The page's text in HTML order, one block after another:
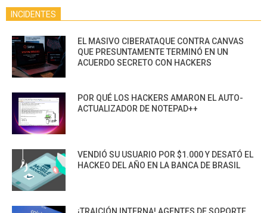
INCIDENTES
EL MASIVO CIBERATAQUE CONTRA CANVAS
QUE PRESUNTAMENTE TERMINÓ EN UN
ACUERDO SECRETO CON HACKERS
POR QUÉ LOS HACKERS AMARON EL AUTO-
ACTUALIZADOR DE NOTEPAD++
VENDIÓ SU USUARIO POR $1.000 Y DESATÓ EL
HACKEO DEL AÑO EN LA BANCA DE BRASIL